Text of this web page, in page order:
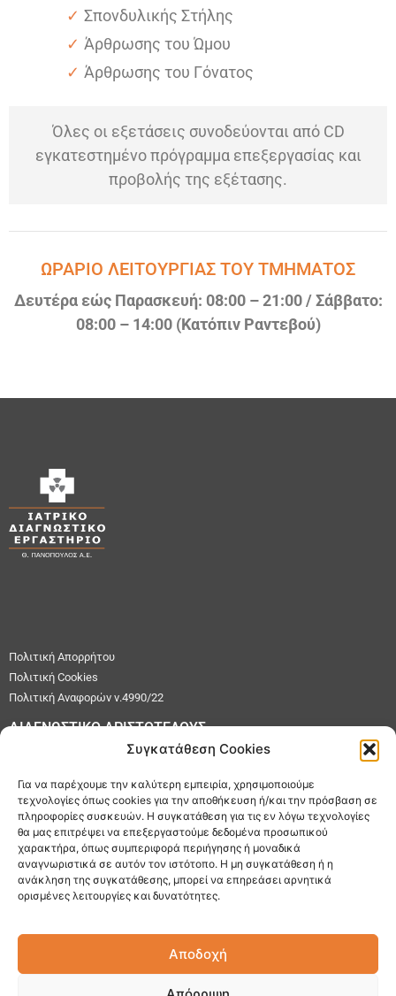
Συγκατάθεση Cookies
Για να παρέχουμε την καλύτερη εμπειρία, χρησιμοποιούμε
τεχνολογίες όπως cookies για την αποθήκευση ή/και την πρόσβαση σε
πληροφορίες συσκευών. Η συγκατάθεση για τις εν λόγω τεχνολογίες
θα μας επιτρέψει να επεξεργαστούμε δεδομένα προσωπικού
χαρακτήρα, όπως συμπεριφορά περιήγησης ή μοναδικά
αναγνωριστικά σε αυτόν τον ιστότοπο. Η μη συγκατάθεση ή η
ανάκληση της συγκατάθεσης, μπορεί να επηρεάσει αρνητικά
ορισμένες λειτουργίες και δυνατότητες.
Αποδοχή
Σπονδυλικής Στήλης
Άρθρωσης του Ώμου
Άρθρωσης του Γόνατος
Όλες οι εξετάσεις συνοδεύονται από CD
εγκατεστημένο πρόγραμμα επεξεργασίας και
προβολής της εξέτασης.
ΩΡΑΡΙΟ ΛΕΙΤΟΥΡΓΙΑΣ ΤΟΥ ΤΜΗΜΑΤΟΣ
Δευτέρα εώς Παρασκευή: 08:00 – 21:00 / Σάββατο:
08:00 – 14:00 (Κατόπιν Ραντεβού)
Πολιτική Απορρήτου
Πολιτική Cookies
Πολιτική Αναφορών ν.4990/22
ΔΙΑΓΝΩΣΤΙΚΟ ΑΡΙΣΤΟΤΕΛΟΥΣ
210 2400531
210 2463166
info@diagpan.gr
ΔΙΑΓΝΩΣΤΙΚΟ Λ.ΔΗΜΟΚΡΑΤΙΑΣ
Λ.ΔΗΜΟΚΡΑΤΙΑΣ 280, ΑΧΑΡΝΑΙ ΑΘΗΝΑ
210 2313833